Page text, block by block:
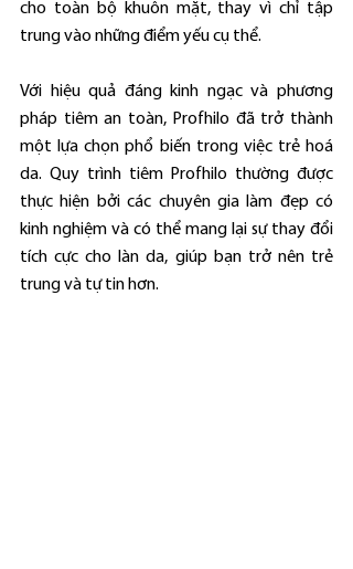
cho toàn bộ khuôn mặt, thay vì chỉ tập
trung vào những điểm yếu cụ thể.
Với hiệu quả đáng kinh ngạc và phương
pháp tiêm an toàn, Profhilo đã trở thành
một lựa chọn phổ biến trong việc trẻ hoá
da. Quy trình tiêm Profhilo thường được
thực hiện bởi các chuyên gia làm đẹp có
kinh nghiệm và có thể mang lại sự thay đổi
tích cực cho làn da, giúp bạn trở nên trẻ
trung và tự tin hơn.